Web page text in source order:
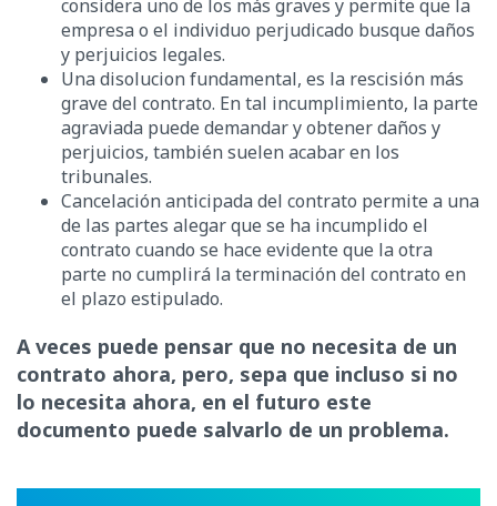
considera uno de los más graves y permite que la
empresa o el individuo perjudicado busque daños
y perjuicios legales.
Una disolucion fundamental, es la rescisión más
grave del contrato. En tal incumplimiento, la parte
agraviada puede demandar y obtener daños y
perjuicios, también suelen acabar en los
tribunales.
Cancelación anticipada del contrato permite a una
de las partes alegar que se ha incumplido el
contrato cuando se hace evidente que la otra
parte no cumplirá la terminación del contrato en
el plazo estipulado.
A veces puede pensar que no necesita de un
contrato ahora, pero, sepa que incluso si no
lo necesita ahora, en el futuro este
documento puede salvarlo de un problema.